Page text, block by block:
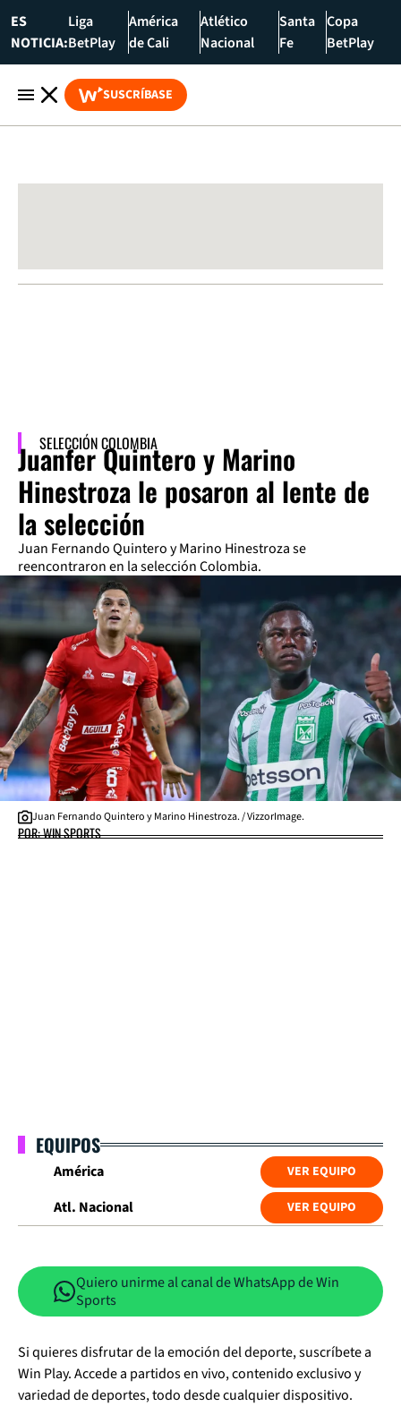
ES
NOTICIA:
Liga
BetPlay
América
de Cali
Atlético
Nacional
Santa
Fe
Copa
BetPlay
SUSCRÍBASE
SELECCIÓN COLOMBIA
Juanfer Quintero y Marino
Hinestroza le posaron al lente de
la selección
Juan Fernando Quintero y Marino Hinestroza se
reencontraron en la selección Colombia.
Juan Fernando Quintero y Marino Hinestroza. / VizzorImage.
POR: WIN SPORTS
EQUIPOS
América VER EQUIPO
Atl. Nacional VER EQUIPO
Quiero unirme al canal de WhatsApp de Win
Sports
Si quieres disfrutar de la emoción del deporte, suscríbete a
Win Play. Accede a partidos en vivo, contenido exclusivo y
variedad de deportes, todo desde cualquier dispositivo.